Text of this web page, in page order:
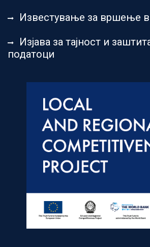
Известување за вршење
Изјава за тајност и
податоци